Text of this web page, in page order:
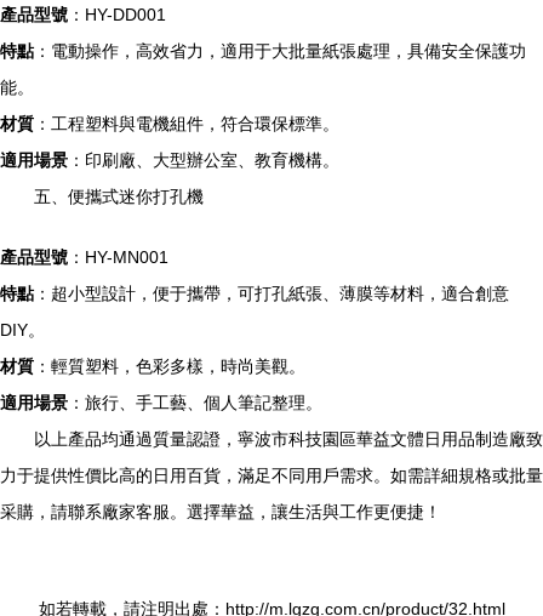
產品型號 ：HY-DD001
特點：電動操作，高效省力，適用于大批量紙張處理，具備安全保護功
能。
材質 ：工程塑料與電機組件，符合環保標準。
適用場景 ：印刷廠、大型辦公室、教育機構。
五、便攜式迷你打孔機
產品型號 ：HY-MN001
特點：超小型設計，便于攜帶，可打孔紙張、薄膜等材料，適合創意
DIY。
材質 ：輕質塑料，色彩多樣，時尚美觀。
適用場景 ：旅行、手工藝、個人筆記整理。
以上產品均通過質量認證，寧波市科技園區華益文體日用品制造廠致
力于提供性價比高的日用百貨，滿足不同用戶需求。如需詳細規格或批量
采購，請聯系廠家客服。選擇華益，讓生活與工作更便捷！
如若轉載，請注明出處：http://m.lgzg.com.cn/product/32.html